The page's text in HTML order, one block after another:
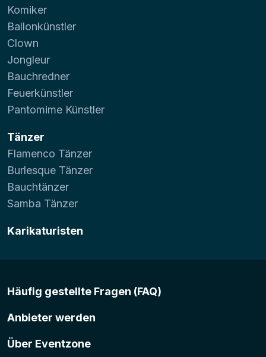
Komiker
Ballonkünstler
Clown
Jongleur
Bauchredner
Feuerkünstler
Pantomime Künstler
Tänzer
Flamenco Tänzer
Burlesque Tänzer
Bauchtänzer
Samba Tänzer
Karikaturisten
Häufig gestellte Fragen (FAQ)
Anbieter werden
Über Eventzone